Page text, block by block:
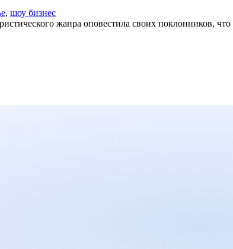
, шоу бизнес
жанра оповестила своих поклонников,